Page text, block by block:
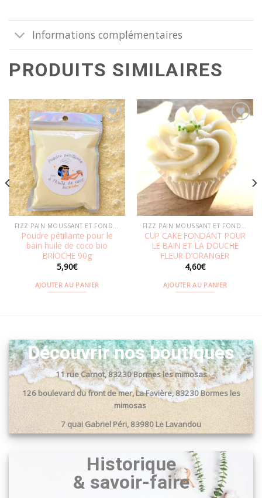
Informations complémentaires
PRODUITS SIMILAIRES
Ajouter
à la
wishlist
Poudre pétillante pour le
bain huile de coco bio
BRIOCHE 90g
5,90€
AJOUTER AU PANIER
Ajouter
à la
wishlist
CUP CAKE FONDANT POUR
LE BAIN ET LA DOUCHE
FLEUR D’ORANGER
4,60€
AJOUTER AU PANIER
Découvrir nos boutiques
11 rue Carnot, 83230 Bormes les mimosas
126 boulevard du front de mer, La Favière, 83230 Bormes les
mimosas
7 quai Gabriel Péri, 83980 Le Lavandou
Historique
& savoir-faire